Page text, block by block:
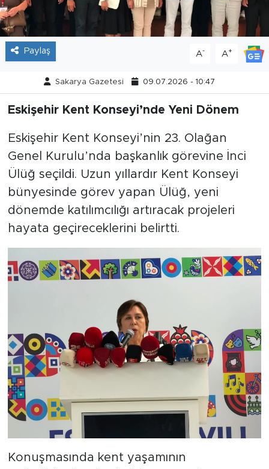
Paylaş A- A+
Sakarya Gazetesi 09.07.2026 - 10:47
Eskişehir Kent Konseyi’nde Yeni Dönem
Eskişehir Kent Konseyi’nin 23. Olağan
Genel Kurulu’nda başkanlık görevine İnci
Ülüğ seçildi. Uzun yıllardır Kent Konseyi
bünyesinde görev yapan Ülüğ, yeni
dönemde katılımcılığı artıracak projeleri
hayata geçireceklerini belirtti.
Konuşmasında kent yaşamının
Teknoloji
Politika